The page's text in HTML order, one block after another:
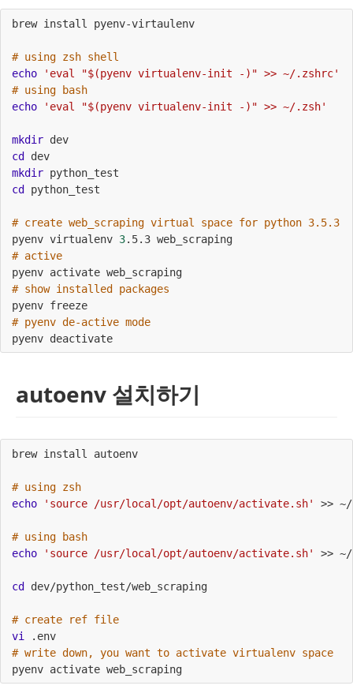
brew install pyenv-virtaulenv
# using zsh shell
echo
'eval "$(pyenv virtualenv-init -)" >> ~/.zshrc'
# using bash
echo
'eval "$(pyenv virtualenv-init -)" >> ~/.zsh'
mkdir dev
cd dev
mkdir python_test
cd python_test
# create web_scraping virtual space for python 3.5.3
pyenv virtualenv 3.5.3 web_scraping
# active
pyenv activate web_scraping
# show installed packages
pyenv freeze
# pyenv de-active mode
pyenv deactivate
autoenv 설치하기
brew install autoenv
# using zsh
echo
'source /usr/local/opt/autoenv/activate.sh' >>
# using bash
echo
'source /usr/local/opt/autoenv/activate.sh' >>
cd dev/python_test/web_scraping
# create ref file
vi
.env
# write down, you want to activate virtualenv space
pyenv activate web_scraping